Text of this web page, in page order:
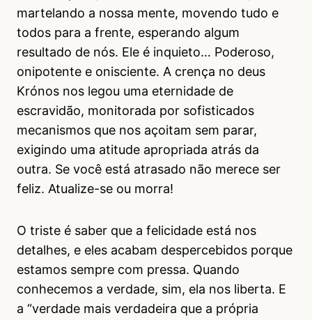
martelando a nossa mente, movendo tudo e
todos para a frente, esperando algum
resultado de nós. Ele é inquieto… Poderoso,
onipotente e onisciente. A crença no deus
Krónos nos legou uma eternidade de
escravidão, monitorada por sofisticados
mecanismos que nos açoitam sem parar,
exigindo uma atitude apropriada atrás da
outra. Se você está atrasado não merece ser
feliz. Atualize-se ou morra!
O triste é saber que a felicidade está nos
detalhes, e eles acabam despercebidos porque
estamos sempre com pressa. Quando
conhecemos a verdade, sim, ela nos liberta. E
a “verdade mais verdadeira que a própria